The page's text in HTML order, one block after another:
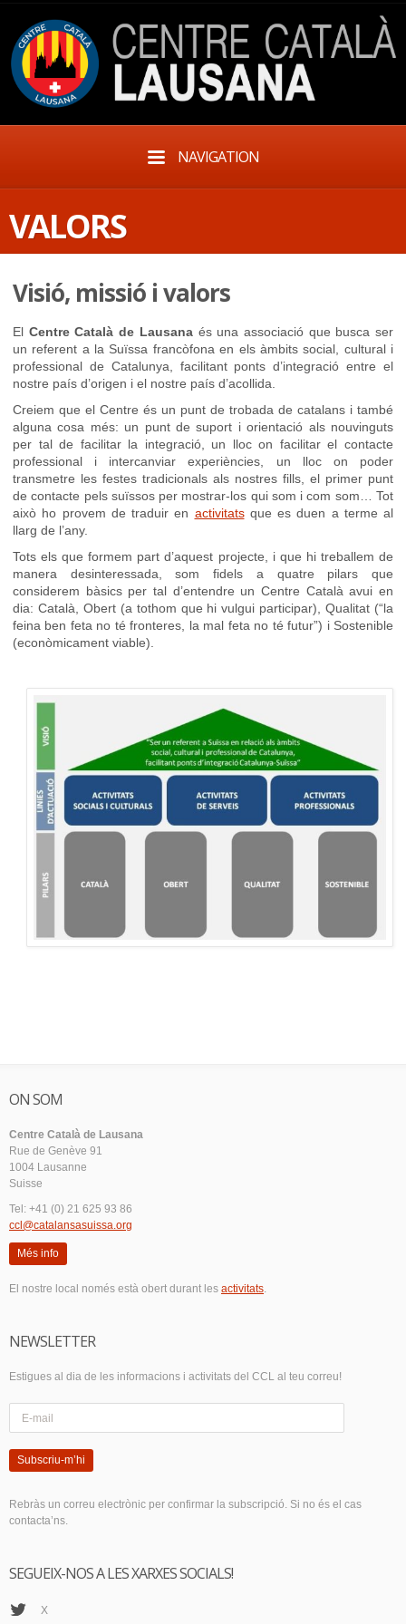
NAVIGATION
VALORS
Visió, missió i valors
El Centre Català de Lausanaés una associació que busca ser
un referent a la Suïssa francòfona en els àmbits social, cultural i
professional de Catalunya, facilitant ponts d’integració entre el
nostre país d’origen i el nostre país d’acollida.
Creiem que el Centre és un punt de trobada de catalans i també
alguna cosa més: un punt de suport i orientació als nouvinguts
per tal de facilitar la integració, un lloc on facilitar el contacte
professional i intercanviar experiències, un lloc on poder
transmetre les festes tradicionals als nostres fills, el primer punt
de contacte pels suïssos per mostrar-los qui som i com som… Tot
això ho provem de traduir en activitatsque es duen a terme al
llarg de l’any.
Tots els que formem part d’aquest projecte, i que hi treballem de
manera desinteressada, som fidels a quatre pilars que
considerem bàsics per tal d’entendre un Centre Català avui en
dia: Català, Obert (a tothom que hi vulgui participar), Qualitat (“la
feina ben feta no té fronteres, la mal feta no té futur”) i Sostenible
(econòmicament viable).
ON SOM
Centre Català de Lausana
Rue de Genève 91
1004 Lausanne
Suisse
Tel: +41 (0) 21 625 93 86
ccl@catalansasuissa.org
Més info
El nostre local només està obert durant les activitats.
NEWSLETTER
Estigues al dia de les informacions i activitats del CCL al teu correu!
Subscriu-m’hi
Rebràs un correu electrònic per confirmar la subscripció. Si no és el cas
contacta’ns.
SEGUEIX-NOS A LES XARXES SOCIALS!
X